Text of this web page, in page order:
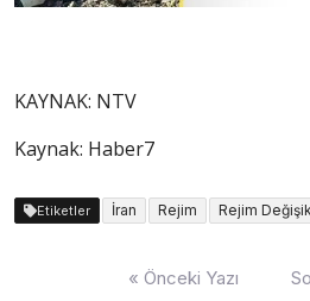
KAYNAK: NTV
Kaynak: Haber7
Etiketler İran Rejim Rejim
« Önceki Yazı